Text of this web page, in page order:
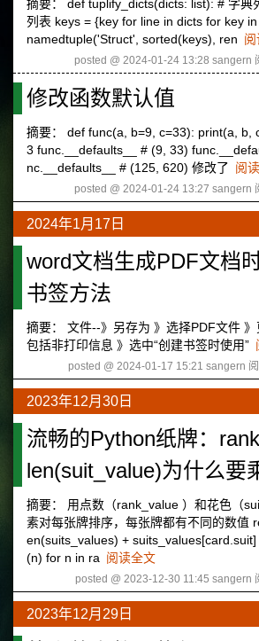
摘要： def tuplify_dicts(dicts: list): # 字典
列表 keys = {key for line in dicts for key
namedtuple('Struct', sorted(keys), ren
posted @ 2024-01-24 13:28 sangern
修改函数默认值
摘要： def func(a, b=9, c=33): print(a, b,
3 func.__defaults__ # (9, 33)
nc.__defaults__ # (125, 620) 修改了 阅
posted @ 2024-01-24 13:27 sangern
2024年1月17日
word文档生成PDF文档
书签方法
摘要： 文件--》另存为 》选择PDF文件 》
包括非打印信息 》选中“创建书签时使用”
posted @ 2024-01-17 15:21 sangern
2023年12月30日
流畅的Python纸牌：
len(suit_value)为什么要
摘要： 用点数（rank_value ）和花色（
素对每张牌排序，每张牌都有不同的数值
en(suits_values) +
(n) for n in ra 阅读全文
posted @ 2023-12-30 11:45 sangern
2023年12月29日